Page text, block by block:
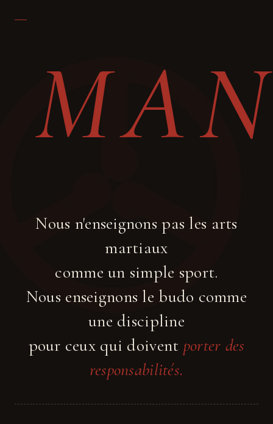
Nous n'enseignons pas les arts
martiaux
comme un simple sport.
Nous enseignons le budo comme
une discipline
pour ceux qui doivent porter des
responsabilités.